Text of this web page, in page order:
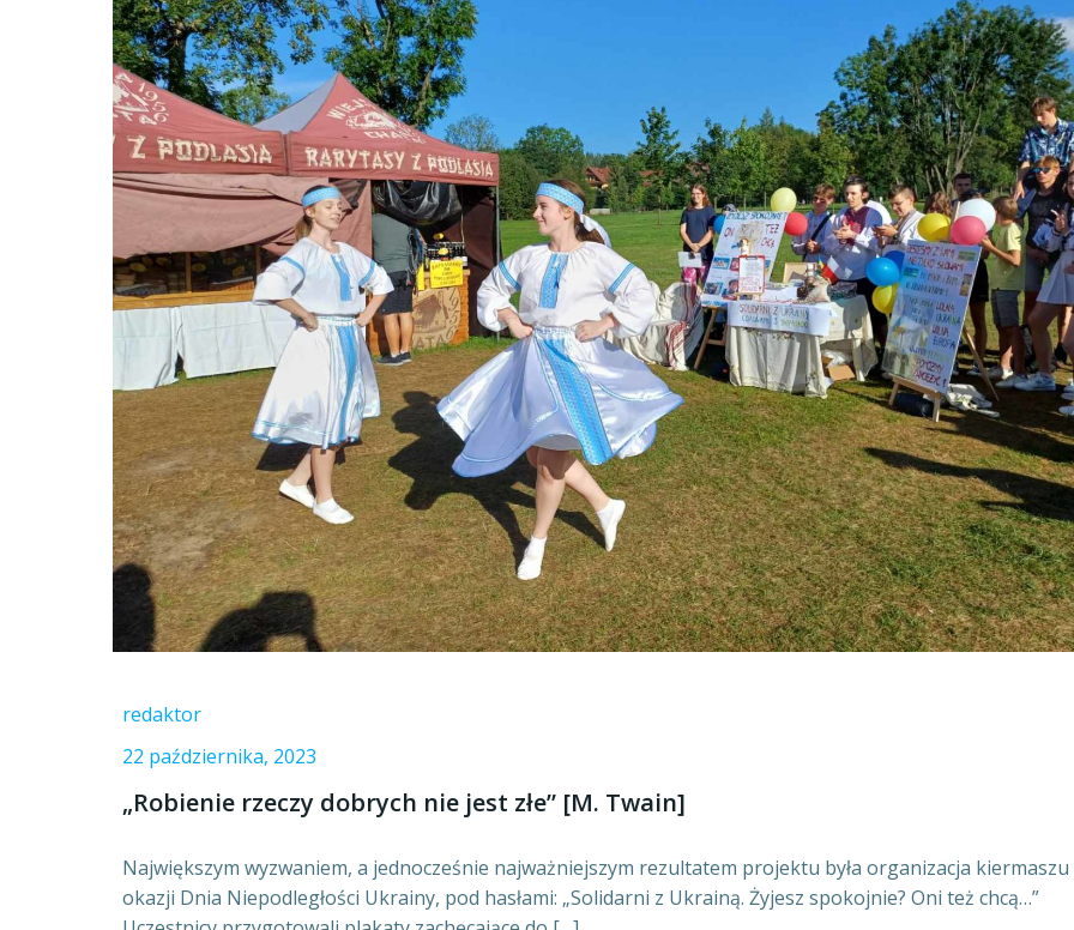
redaktor
22 października, 2023
„Robienie rzeczy dobrych nie jest złe” [M. Twain]
Największym wyzwaniem, a jednocześnie najważniejszym rezultatem projektu była organizacja kiermaszu
okazji Dnia Niepodległości Ukrainy, pod hasłami: „Solidarni z Ukrainą. Żyjesz spokojnie? Oni też chcą…”